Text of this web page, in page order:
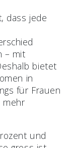
dass jede
– mit
bietet
in
für Frauen
mehr
und